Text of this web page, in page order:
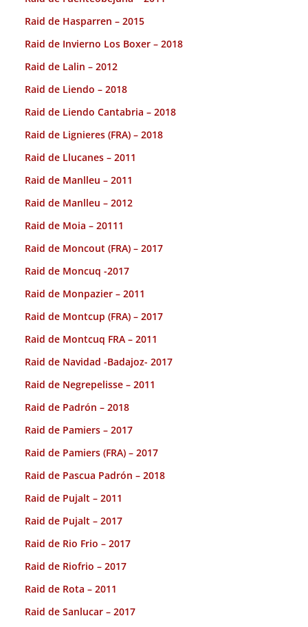
Raid de Hasparren – 2015
Raid de Invierno Los Boxer – 2018
Raid de Lalin – 2012
Raid de Liendo – 2018
Raid de Liendo Cantabria – 2018
Raid de Lignieres (FRA) – 2018
Raid de Llucanes – 2011
Raid de Manlleu – 2011
Raid de Manlleu – 2012
Raid de Moia – 20111
Raid de Moncout (FRA) – 2017
Raid de Moncuq -2017
Raid de Monpazier – 2011
Raid de Montcup (FRA) – 2017
Raid de Montcuq FRA – 2011
Raid de Navidad -Badajoz- 2017
Raid de Negrepelisse – 2011
Raid de Padrón – 2018
Raid de Pamiers – 2017
Raid de Pamiers (FRA) – 2017
Raid de Pascua Padrón – 2018
Raid de Pujalt – 2011
Raid de Pujalt – 2017
Raid de Rio Frio – 2017
Raid de Riofrio – 2017
Raid de Rota – 2011
Raid de Sanlucar – 2017